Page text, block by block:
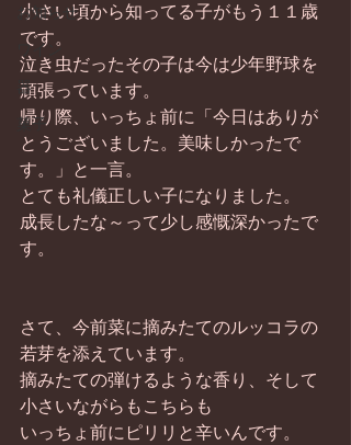
お知らせ
ワイン
器
菓子
小さい頃から知ってる子がもう１１歳
です。
泣き虫だったその子は今は少年野球を
頑張っています。
帰り際、いっちょ前に「今日はありが
とうございました。美味しかったで
す。」と一言。
とても礼儀正しい子になりました。
成長したな～って少し感慨深かったで
す。
さて、今前菜に摘みたてのルッコラの
若芽を添えています。
摘みたての弾けるような香り、そして
小さいながらもこちらも
いっちょ前にピリリと辛いんです。